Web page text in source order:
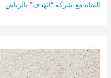
المياه مع شركة “الهدف” بالرياض